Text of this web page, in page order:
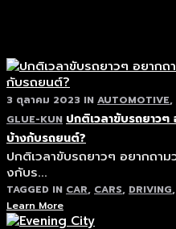
3 ตุลาคม 2023 IN AUTOMOTIVE,
GLUE-KUN ปกติเวลาขับรถยาวๆ
บ้างกับรถยนต์?
ปกติเวลาขับรถยาวๆ อยากถา
งกับร...
TAGGED IN CAR, CARS, DRIVING,
Learn More